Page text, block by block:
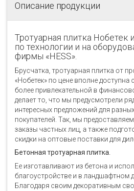
Описание продукции
Тротуарная плитка Нобетек
по технологии и на
фирмы «НЕSS».
Брусчатка, тротуарная плитка от
«Нобетек» по цене вполне доступна
более привлекательной в
делает то, что мы предусмотрели
интересных предложений для
покупателей. Так, мы
заказы частных лиц, а также
скидки на оптовые поставки для
Бетонная тротуарная плитка.
Ее изготавливают из бетона и
благоустройстве и в ландшафтном
Благодаря своим декоративным